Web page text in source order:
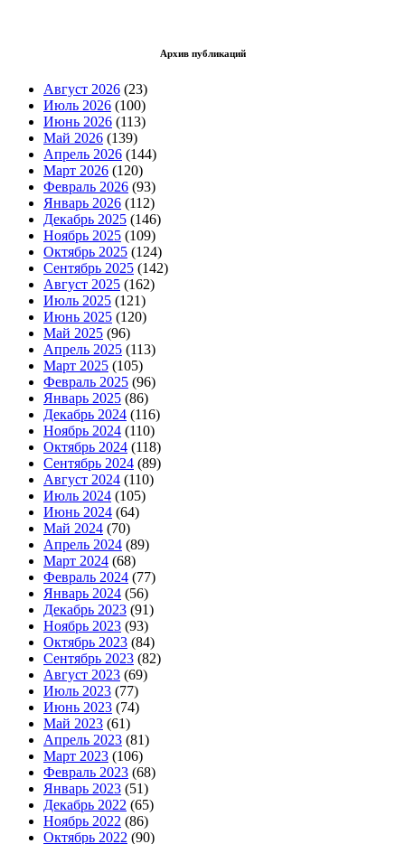
Архив публикаций
Август 2026 (23)
Июль 2026 (100)
Июнь 2026 (113)
Май 2026 (139)
Апрель 2026 (144)
Март 2026 (120)
Февраль 2026 (93)
Январь 2026 (112)
Декабрь 2025 (146)
Ноябрь 2025 (109)
Октябрь 2025 (124)
Сентябрь 2025 (142)
Август 2025 (162)
Июль 2025 (121)
Июнь 2025 (120)
Май 2025 (96)
Апрель 2025 (113)
Март 2025 (105)
Февраль 2025 (96)
Январь 2025 (86)
Декабрь 2024 (116)
Ноябрь 2024 (110)
Октябрь 2024 (118)
Сентябрь 2024 (89)
Август 2024 (110)
Июль 2024 (105)
Июнь 2024 (64)
Май 2024 (70)
Апрель 2024 (89)
Март 2024 (68)
Февраль 2024 (77)
Январь 2024 (56)
Декабрь 2023 (91)
Ноябрь 2023 (93)
Октябрь 2023 (84)
Сентябрь 2023 (82)
Август 2023 (69)
Июль 2023 (77)
Июнь 2023 (74)
Май 2023 (61)
Апрель 2023 (81)
Март 2023 (106)
Февраль 2023 (68)
Январь 2023 (51)
Декабрь 2022 (65)
Ноябрь 2022 (86)
Октябрь 2022 (90)